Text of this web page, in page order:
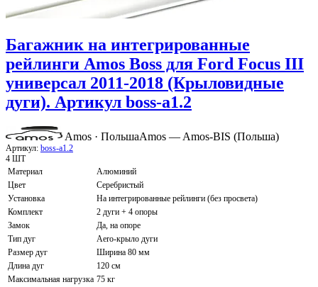
Багажник на интегрированные
рейлинги Amos Boss для Ford Focus III
универсал 2011-2018 (Крыловидные
дуги). Артикул boss-a1.2
Amos · ПольшаAmos — Amos-BIS (Польша)
Артикул: boss-a1.2
4 ШТ
Материал
Алюминий
Цвет
Серебристый
Установка
На интегрированные рейлинги (без просвета)
Комплект
2 дуги + 4 опоры
Замок
Да, на опоре
Тип дуг
Aero-крыло дуги
Размер дуг
Ширина 80 мм
Длина дуг
120 см
Максимальная нагрузка 75 кг